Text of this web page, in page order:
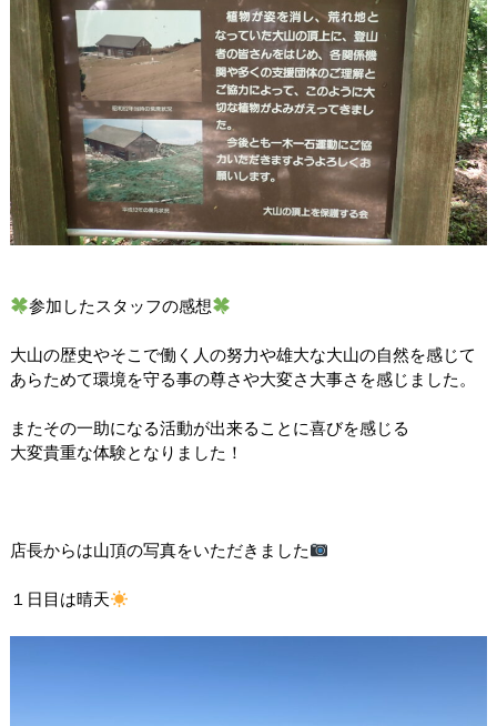
参加したスタッフの感想
大山の歴史やそこで働く人の努力や雄大な大山の自然を感じて
あらためて環境を守る事の尊さや大変さ大事さを感じました。
またその一助になる活動が出来ることに喜びを感じる
大変貴重な体験となりました！
店長からは山頂の写真をいただきました
１日目は晴天